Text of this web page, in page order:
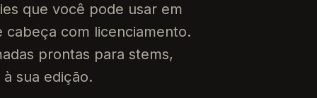
que você pode usar em
cabeça com licenciamento.
prontas para stems,
sua edição.